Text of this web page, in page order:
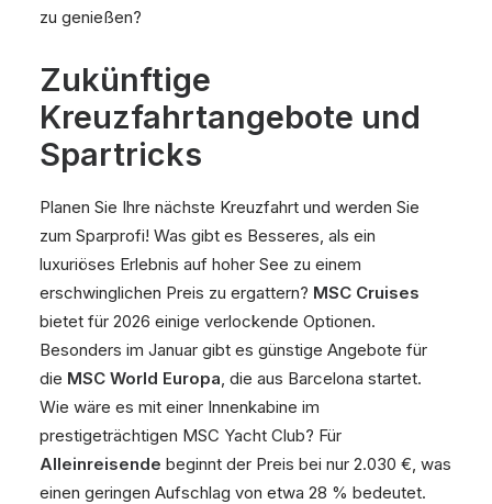
zu genießen?
Zukünftige
Kreuzfahrtangebote und
Spartricks
Planen Sie Ihre nächste Kreuzfahrt und werden Sie
zum Sparprofi! Was gibt es Besseres, als ein
luxuriöses Erlebnis auf hoher See zu einem
erschwinglichen Preis zu ergattern? MSC Cruises
bietet für 2026 einige verlockende Optionen.
Besonders im Januar gibt es günstige Angebote für
die MSC World Europa, die aus Barcelona startet.
Wie wäre es mit einer Innenkabine im
prestigeträchtigen MSC Yacht Club? Für
Alleinreisende beginnt der Preis bei nur 2.030 €, was
einen geringen Aufschlag von etwa 28 % bedeutet.